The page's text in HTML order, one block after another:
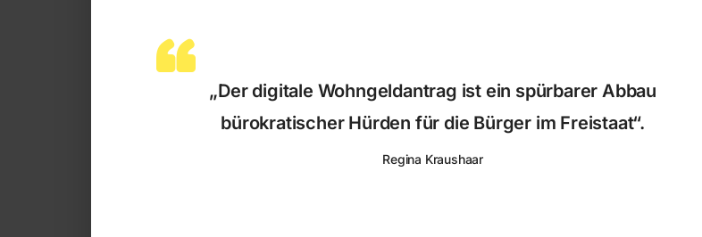
„Der digitale Wohngeldantrag ist ein spürbarer Abbau
bürokratischer Hürden für die Bürger im Freistaat“.
Regina Kraushaar